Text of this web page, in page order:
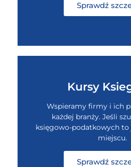
Sprawdź
Kursy
Wspieramy firmy i ich
każdej branży. Jeśli
księgowo-podatkowych
miejscu.
Sprawdź